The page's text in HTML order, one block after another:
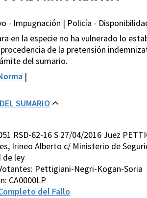
- Impugnación | Policía -
en la especie no ha vulnerado lo
de la pretensión
del sumario.
|
SUMARIO
RSD-62-16 S 27/04/2016 Juez
Irineo Alberto c/ Ministerio de
de ley
Pettigiani-Negri-Kogan-Soria
CA0000LP
del Fallo